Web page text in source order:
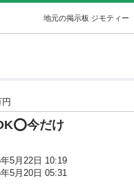
地元の掲示板 ジモティー
今だけ
5月22日 10:19
5月20日 05:31